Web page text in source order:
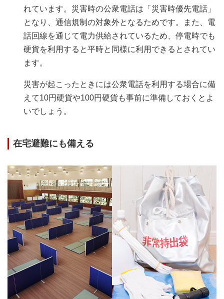
れています。災害時の公衆電話は「災害時優先電話」
となり、通信規制の対象外となるためです。また、電
話回線を通じて電力供給されているため、停電時でも
硬貨を利用すると平時と同様に利用できるとされてい
ます。
災害が起こったときには公衆電話を利用する場合に備
えて10円硬貨や100円硬貨も事前に準備しておくとよ
いでしょう。
在宅避難にも備える